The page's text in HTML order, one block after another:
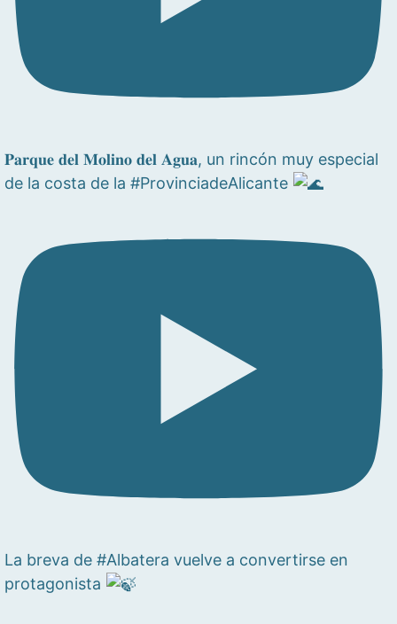
𝐏𝐚𝐫𝐪𝐮𝐞 𝐝𝐞𝐥 𝐌𝐨𝐥𝐢𝐧𝐨 𝐝𝐞𝐥 𝐀𝐠𝐮𝐚, un rincón muy especial
de la costa de la #ProvinciadeAlicante
La breva de #Albatera vuelve a convertirse en
protagonista